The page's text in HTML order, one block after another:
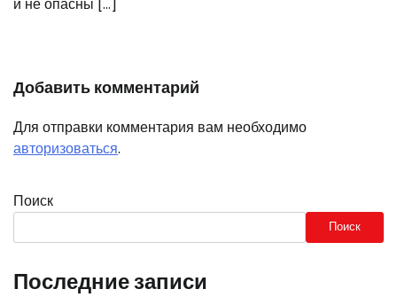
Добавить комментарий
Для отправки комментария вам необходимо
авторизоваться.
Поиск
Поиск
Последние записи